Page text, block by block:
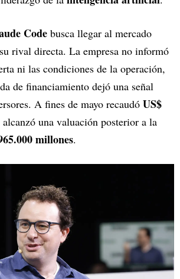
Code busca llegar al mercado
rival directa. La empresa no informó
ni las condiciones de la operación,
de financiamiento dejó una señal
A fines de mayo recaudó US$
una valuación posterior a la
millones.